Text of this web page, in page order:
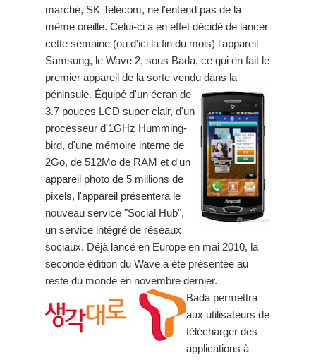
marché, SK Telecom, ne l'entend pas de la
même oreille. Celui-ci a en effet décidé de lancer
cette semaine (ou d'ici la fin du mois) l'appareil
Samsung, le Wave 2, sous Bada, ce qui en fait le
premier appareil de la sorte vendu dans la
péninsule. Équipé d'un écran de
3.7 pouces LCD super clair, d'un
processeur d'1GHz Humming-
bird, d'une mémoire interne de
2Go, de 512Mo de RAM et d'un
appareil photo de 5 millions de
pixels, l'appareil présentera le
nouveau service "Social Hub",
un service intégré de réseaux
sociaux. Déjà lancé en Europe en mai 2010, la
seconde édition du Wave a été présentée au
reste du monde en novembre dernier.
Bada permettra
aux utilisateurs de
télécharger des
applications à